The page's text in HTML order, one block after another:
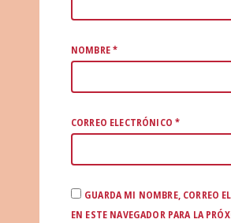
NOMBRE*
CORREO ELECTRÓNICO*
GUARDA MI NOMBRE, CORREO
EN ESTE NAVEGADOR PARA LA